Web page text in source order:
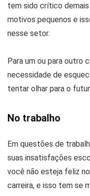
tem sido crítico
motivos pequenos e
nesse setor.
Para um ou para outro
necessidade de
tentar olhar para o
No trabalho
Em questões de
suas insatisfações
você não esteja feliz
carreira, e isso tem se